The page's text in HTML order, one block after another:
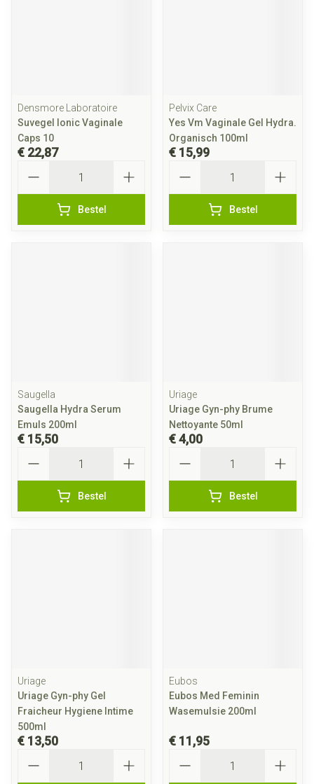
Densmore Laboratoire
Suvegel Ionic Vaginale
Caps 10
€ 22,87
Bestel
Pelvix Care
Yes Vm Vaginale Gel Hydra.
Organisch 100ml
€ 15,99
Bestel
Saugella
Saugella Hydra Serum
Emuls 200ml
€ 15,50
Bestel
Uriage
Uriage Gyn-phy Brume
Nettoyante 50ml
€ 4,00
Bestel
Uriage
Uriage Gyn-phy Gel
Fraicheur Hygiene Intime
500ml
€ 13,50
Eubos
Eubos Med Feminin
Wasemulsie 200ml
€ 11,95